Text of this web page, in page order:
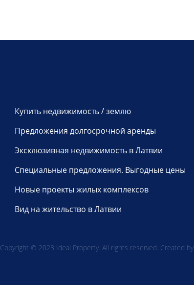
Купить недвижимость / землю
Предложения долгосрочной аренды
Эксклюзивная недвижимость в Латвии
Специальные предложения. Выгодные цены
Новые проекты жилых комплексов
Вид на жительство в Латвии
Copyright © 2023 Ideal Property. All rights reserved. Created by